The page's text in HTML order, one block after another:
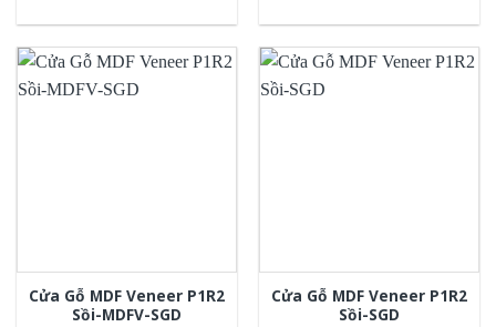
Cửa Gỗ MDF Veneer P1R2
Sồi-MDFV-SGD
Cửa Gỗ MDF Veneer P1R2
Sồi-SGD